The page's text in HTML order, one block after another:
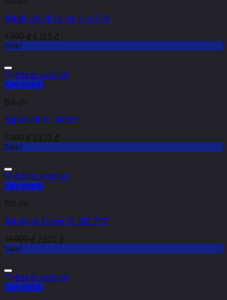
Bút chì gỗ HB có tẩy TL-GP04
5.500₫ 4.125 ₫
Sale!
Add to wishlist
Xem nhanh
Bút chì
Bút chì 4B TL-GP023
7.000₫ 5.375 ₫
Sale!
Add to wishlist
Xem nhanh
Bút chì
Bút chì gỗ Bizner TL-BIZ-P02
10.000₫ 7.625 ₫
Sale!
Add to wishlist
Xem nhanh